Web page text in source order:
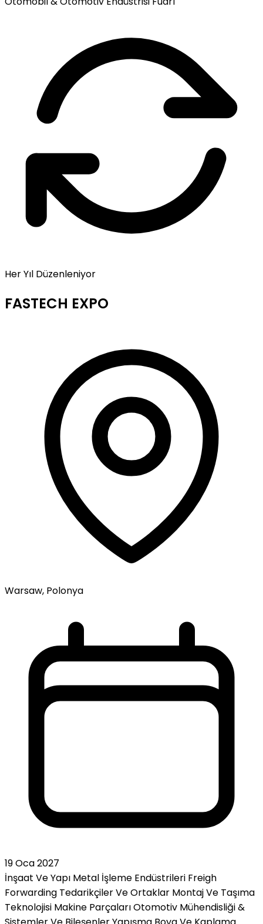
Her Yıl Düzenleniyor
FASTECH EXPO
Warsaw, Polonya
19 Oca 2027
İnşaat Ve Yapı Metal İşleme Endüstrileri Freigh
Forwarding Tedarikçiler Ve Ortaklar Montaj Ve Taşıma
Teknolojisi Makine ParçalarıOtomotiv Mühendisliği &